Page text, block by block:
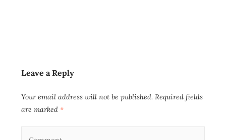
Leave a Reply
Your email address will not be published. Required fields
are marked *